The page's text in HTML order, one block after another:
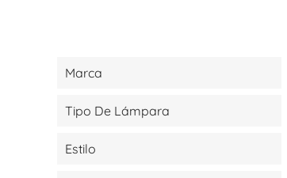
Marca
Tipo De Lámpara
Estilo